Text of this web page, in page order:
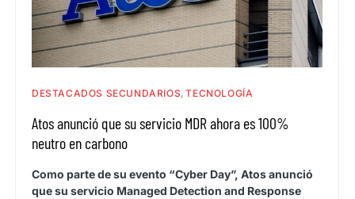
DESTACADOS SECUNDARIOS TECNOLOGÍA
Atos anunció que su servicio MDR ahora es 100%
neutro en carbono
Como parte de su evento “Cyber Day”, Atos anunció
que su servicio Managed Detection and Response